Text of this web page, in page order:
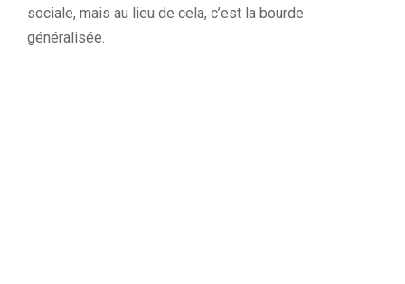
sociale, mais au lieu de cela, c’est la bourde
généralisée.